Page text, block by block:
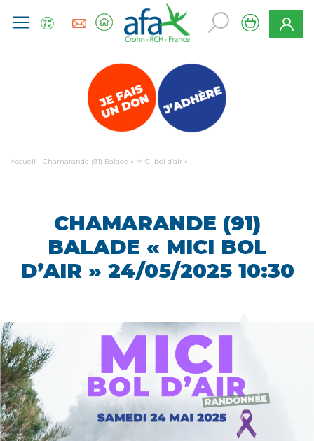
Accueil - Chamarande (91) Balade « MICI bol d’air »
CHAMARANDE (91)
BALADE « MICI BOL
D’AIR » 24/05/2025 10:30